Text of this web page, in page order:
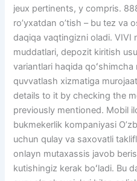
jeux pertinents, y compris.
ro’yxatdan o’tish – bu tez va
daqiqa vaqtingizni oladi. VIVI
muddatlari, depozit kiritish
variantlari haqida qoʻshimcha
quvvatlash xizmatiga
details to it by checking the
previously mentioned. Mobil
bukmekerlik kompaniyasi
uchun qulay va saxovatli
onlayn mutaxassis javob
kutishingiz kerak boʻladi. Bu